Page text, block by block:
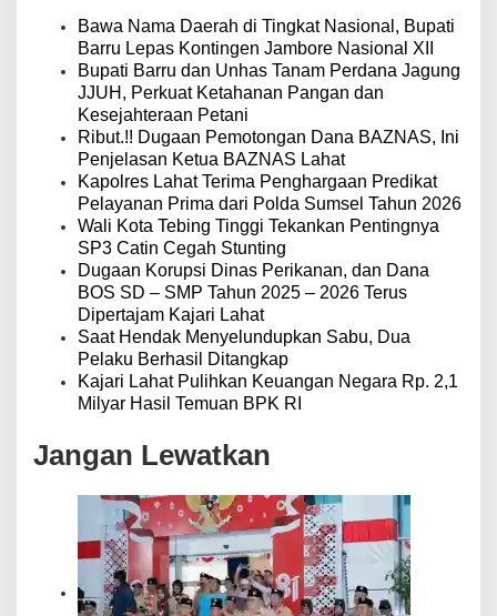
Bawa Nama Daerah di Tingkat Nasional, Bupati
Barru Lepas Kontingen Jambore Nasional XII
Bupati Barru dan Unhas Tanam Perdana Jagung
JJUH, Perkuat Ketahanan Pangan dan
Kesejahteraan Petani
Ribut.!! Dugaan Pemotongan Dana BAZNAS, Ini
Penjelasan Ketua BAZNAS Lahat
Kapolres Lahat Terima Penghargaan Predikat
Pelayanan Prima dari Polda Sumsel Tahun 2026
Wali Kota Tebing Tinggi Tekankan Pentingnya
SP3 Catin Cegah Stunting
Dugaan Korupsi Dinas Perikanan, dan Dana
BOS SD – SMP Tahun 2025 – 2026 Terus
Dipertajam Kajari Lahat
Saat Hendak Menyelundupkan Sabu, Dua
Pelaku Berhasil Ditangkap
Kajari Lahat Pulihkan Keuangan Negara Rp. 2,1
Milyar Hasil Temuan BPK RI
Jangan Lewatkan